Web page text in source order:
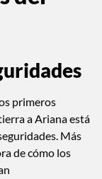
primeros
a Ariana está
Más
de cómo los